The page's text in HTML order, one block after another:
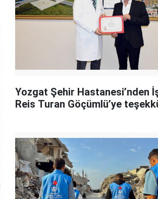
Yozgat Şehir Hastanesi’nden
Reis Turan Göçümlü’ye